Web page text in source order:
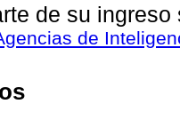
de su
de